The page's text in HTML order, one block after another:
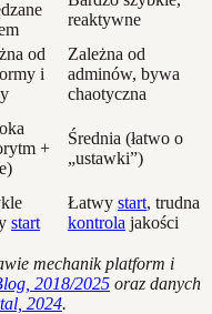
reaktywne
od
i
Zależna od
adminów, bywa
chaotyczna
+
Średnia (łatwo o
„ustawki”)
start
Łatwy start, trudna
kontrola jakości
mechanik platform i
2018/2025 oraz danych
2024.